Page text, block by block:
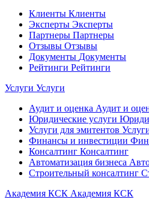
Клиенты Клиенты
Эксперты Эксперты
Партнеры Партнеры
Отзывы Отзывы
Документы Документы
Рейтинги Рейтинги
Услуги Услуги
Аудит и оценка Аудит и
Юридические услуги
Услуги для эмитентов
Финансы и инвестиции
Консалтинг Консалтинг
Автоматизация бизнеса
Строительный консалтинг
Академия КСК Академия КСК